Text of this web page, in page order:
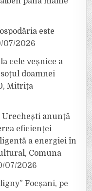
este
07/2026
cele veșnice a
doamnei
Mitrița
Urechești anunță
eficienței
a energiei în
Comuna
07/2026
Focșani, pe